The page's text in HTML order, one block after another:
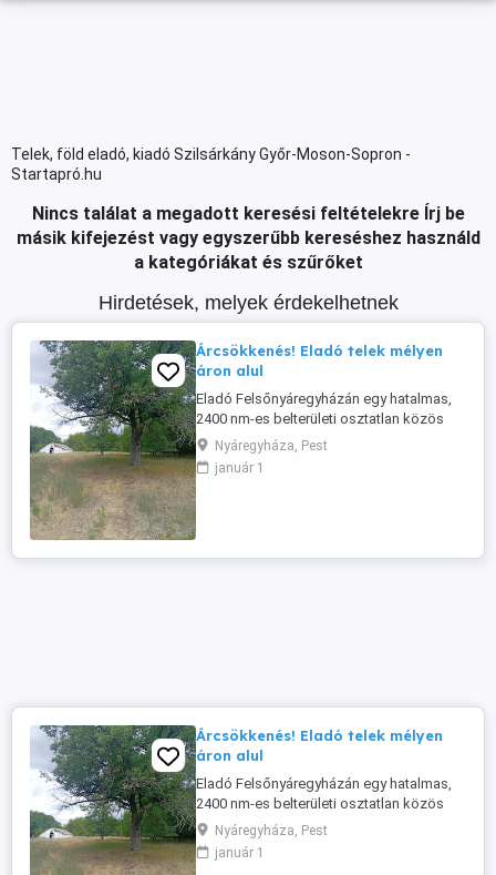
Telek, föld eladó, kiadó Szilsárkány Győr-Moson-Sopron -
Startapró.hu
Nincs találat a megadott keresési feltételekre Írj be
másik kifejezést vagy egyszerűbb kereséshez használd
a kategóriákat és szűrőket
Hirdetések, melyek érdekelhetnek
Árcsökkenés! Eladó telek mélyen
áron alul
Eladó Felsőnyáregyházán egy hatalmas,
2400 nm-es belterületi osztatlan közös
telekrész. Kiváló lehetőség
gazdálkodásra, hétvégi teleknek, vagy
akár építkezésre is! Szép, erdős rész
villany ...
Nyáregyháza, Pest
január 1
Árcsökkenés! Eladó telek mélyen
áron alul
Eladó Felsőnyáregyházán egy hatalmas,
2400 nm-es belterületi osztatlan közös
telekrész. Kiváló lehetőség
gazdálkodásra, hétvégi teleknek, vagy
akár építkezésre is! Szép, erdős rész
Nyáregyháza, Pest
január 1